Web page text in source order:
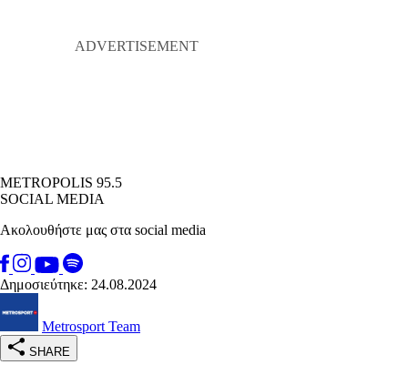
METROPOLIS 95.5
SOCIAL MEDIA
Ακολουθήστε μας στα social media
Δημοσιεύτηκε: 24.08.2024
Metrosport Team
SHARE